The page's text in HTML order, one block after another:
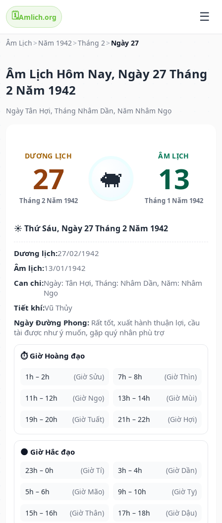
🗓️Amlich.org
Âm Lịch > Năm 1942>Tháng 2> Ngày 27
Âm Lịch Hôm Nay, Ngày 27 Tháng
2 Năm 1942
Ngày Tân Hợi, Tháng Nhâm Dần, Năm Nhâm Ngọ
DƯƠNG LỊCH
27
Tháng 2 Năm 1942
🐖
ÂM LỊCH
13
Tháng 1 Năm 1942
☀️ Thứ Sáu, Ngày 27 Tháng 2 Năm 1942
Dương lịch:27/02/1942
Âm lịch:13/01/1942
Can chi:Ngày: Tân Hợi, Tháng: Nhâm Dần, Năm: Nhâm
Ngọ
Tiết khí:Vũ Thủy
Ngày Đường Phong: Rất tốt, xuất hành thuận lợi, cầu
tài được như ý muốn, gặp quý nhân phù trợ
⏱️ Giờ Hoàng đạo
1h – 2h (Giờ Sửu) 7h – 8h (Giờ Thìn)
11h – 12h (Giờ Ngọ) 13h – 14h (Giờ Mùi)
19h – 20h (Giờ Tuất) 21h – 22h (Giờ Hợi)
🌑 Giờ Hắc đạo
23h – 0h (Giờ Tí) 3h – 4h (Giờ Dần)
5h – 6h (Giờ Mão) 9h – 10h (Giờ Tỵ)
15h – 16h (Giờ Thân) 17h – 18h (Giờ Dậu)